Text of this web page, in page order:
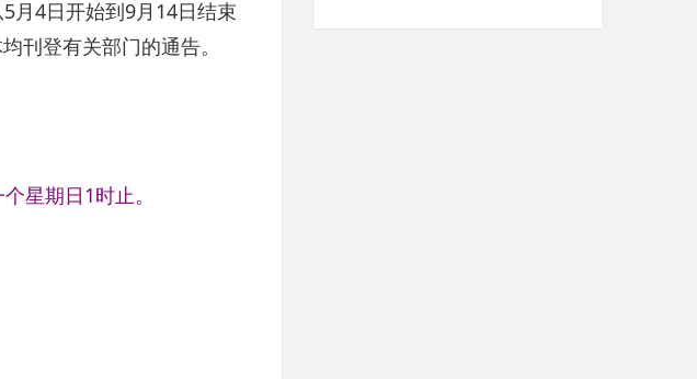
月4日开始到9月14日结束
刊登有关部门的通告。
星期日1时止。